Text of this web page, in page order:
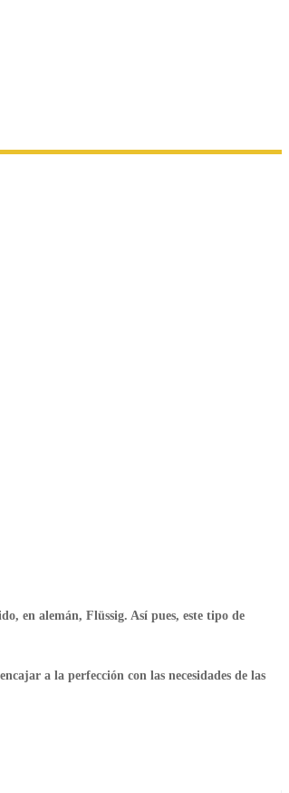
en alemán, Flüssig. Así pues, este tipo de
a la perfección con las necesidades de las